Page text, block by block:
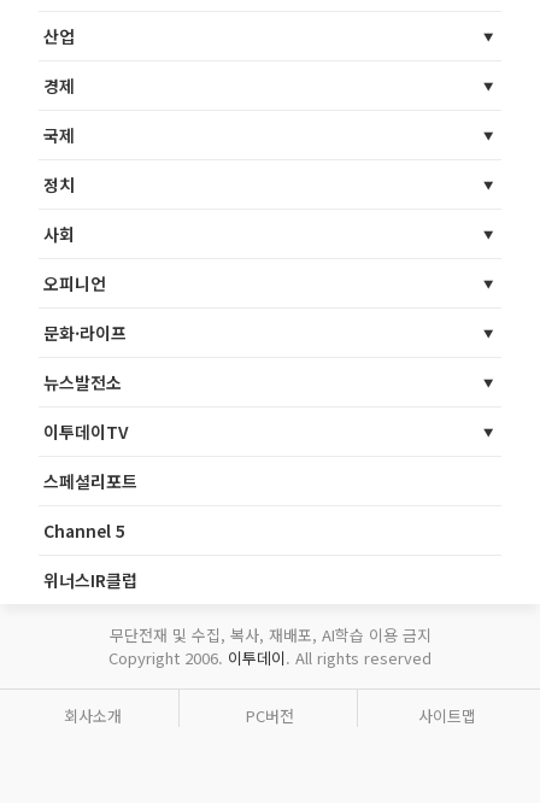
산업
경제
국제
정치
사회
오피니언
문화·라이프
뉴스발전소
이투데이TV
스페셜리포트
Channel 5
위너스IR클럽
무단전재 및 수집, 복사, 재배포, AI학습 이용 금지
Copyright 2006. 이투데이. All rights reserved
회사소개 PC버전 사이트맵